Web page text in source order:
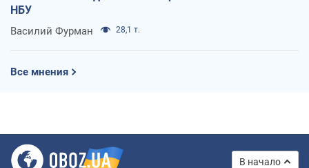
НБУ
Василий Фурман 28,1 т.
Все мнения
В начало